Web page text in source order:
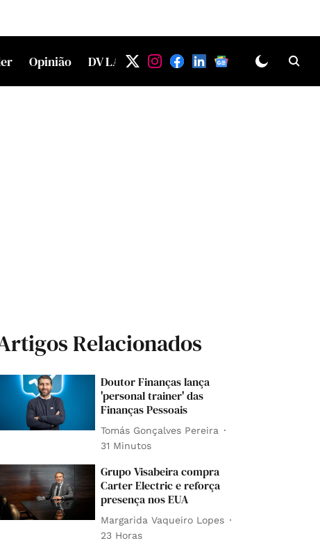
Opinião DV LAB
Relacionados
Doutor Finanças lança
'personal trainer' das
Finanças Pessoais
Tomás Gonçalves Pereira
31 Minutos
Grupo Visabeira compra
Carter Electric e reforça
presença nos EUA
Margarida Vaqueiro Lopes
23 Horas